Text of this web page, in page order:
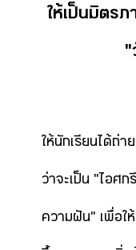
ให้เป็นมิตร
"
ให้นักเรียนได้ถ่า
ว่าจะเป็น "ไอศ
ความฝัน" เพื่อใ